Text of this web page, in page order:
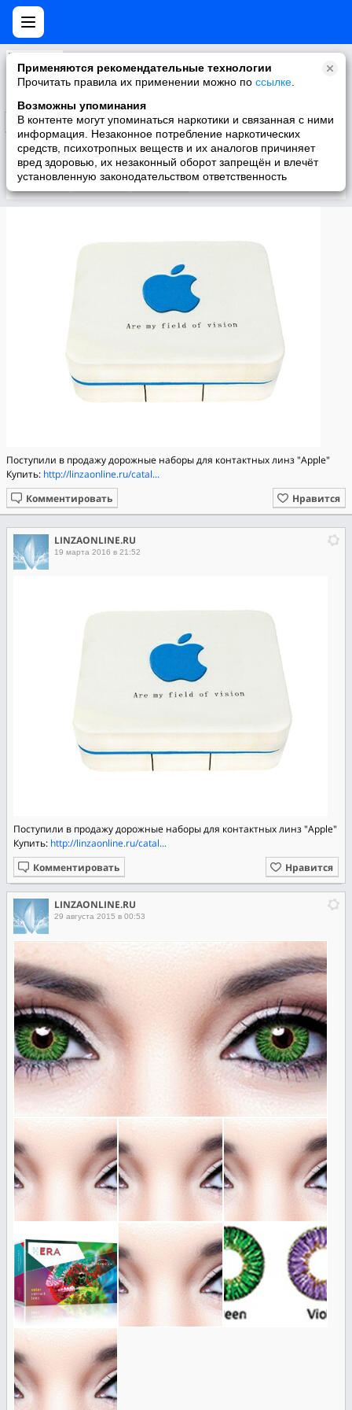
Применяются рекомендательные технологии
Прочитать правила их применении можно по ссылке
Возможны упоминания
В контенте могут упоминаться наркотики и связанная с ними
информация. Незаконное потребление наркотических
средств, психотропных веществ и их аналогов причиняет
вред здоровью, их незаконный оборот запрещён и влечёт
установленную законодательством ответственность
Подписаться
Участники О группе
Поступили в продажу дорожные наборы для контактных линз "Apple"
Купить: http://linzaonline.ru/catal...
Нравится
Комментировать
LINZAONLINE.RU
19 марта 2016 в 21:52
Поступили в продажу дорожные наборы для контактных линз "Apple"
Купить: http://linzaonline.ru/catal...
Нравится
Комментировать
LINZAONLINE.RU
29 августа 2015 в 00:53